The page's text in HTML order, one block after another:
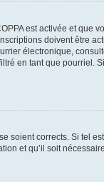
est activée et que
doivent être
électronique,
en tant que pourriel.
soient corrects. Si tel
et qu’il soit